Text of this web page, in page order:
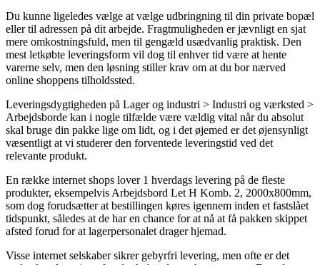
Du kunne ligeledes vælge at vælge udbringning til din private bopæl
eller til adressen på dit arbejde. Fragtmuligheden er jævnligt en sjat
mere omkostningsfuld, men til gengæld usædvanlig praktisk. Den
mest letkøbte leveringsform vil dog til enhver tid være at hente
varerne selv, men den løsning stiller krav om at du bor nærved
online shoppens tilholdssted.
Leveringsdygtigheden på Lager og industri > Industri og værksted >
Arbejdsborde kan i nogle tilfælde være vældig vital når du absolut
skal bruge din pakke lige om lidt, og i det øjemed er det øjensynligt
væsentligt at vi studerer den forventede leveringstid ved det
relevante produkt.
En række internet shops lover 1 hverdags levering på de fleste
produkter, eksempelvis Arbejdsbord Let H Komb. 2, 2000x800mm,
som dog forudsætter at bestillingen køres igennem inden et fastslået
tidspunkt, således at de har en chance for at nå at få pakken skippet
afsted forud for at lagerpersonalet drager hjemad.
Visse internet selskaber sikrer gebyrfri levering, men ofte er det